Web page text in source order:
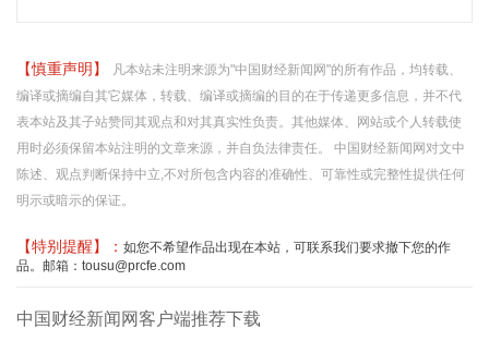
【慎重声明】
凡本站未注明来源为"中国财经新闻网"的所有作品，均转载、
编译或摘编自其它媒体，转载、编译或摘编的目的在于传递更多信息，并不代
表本站及其子站赞同其观点和对其真实性负责。其他媒体、网站或个人转载使
用时必须保留本站注明的文章来源，并自负法律责任。 中国财经新闻网对文中
陈述、观点判断保持中立,不对所包含内容的准确性、可靠性或完整性提供任何
明示或暗示的保证。
【特别提醒】： 如您不希望作品出现在本站，可联系我们要求撤下您的作
品。邮箱：tousu@prcfe.com
中国财经新闻网客户端推荐下载